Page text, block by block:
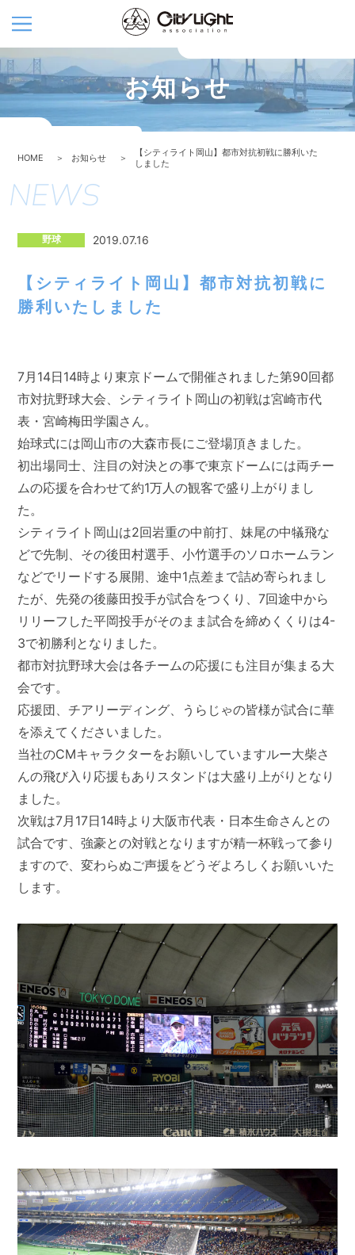
お知らせ
HOME お知らせ
【シティライト岡山】都市対抗初戦に勝利いた
しました
野球 2019.07.16
【シティライト岡山】都市対抗初戦に
勝利いたしました
7月14日14時より東京ドームで開催されました第90回都
市対抗野球大会、シティライト岡山の初戦は宮崎市代
表・宮崎梅田学園さん。
始球式には岡山市の大森市長にご登場頂きました。
初出場同士、注目の対決との事で東京ドームには両チー
ムの応援を合わせて約1万人の観客で盛り上がりまし
た。
シティライト岡山は2回岩重の中前打、妹尾の中犠飛な
どで先制、その後田村選手、小竹選手のソロホームラン
などでリードする展開、途中1点差まで詰め寄られまし
たが、先発の後藤田投手が試合をつくり、7回途中から
リリーフした平岡投手がそのまま試合を締めくくりは4-
3で初勝利となりました。
都市対抗野球大会は各チームの応援にも注目が集まる大
会です。
応援団、チアリーディング、うらじゃの皆様が試合に華
を添えてくださいました。
当社のCMキャラクターをお願いしていますルー大柴さ
んの飛び入り応援もありスタンドは大盛り上がりとなり
ました。
次戦は7月17日14時より大阪市代表・日本生命さんとの
試合です、強豪との対戦となりますが精一杯戦って参り
ますので、変わらぬご声援をどうぞよろしくお願いいた
します。